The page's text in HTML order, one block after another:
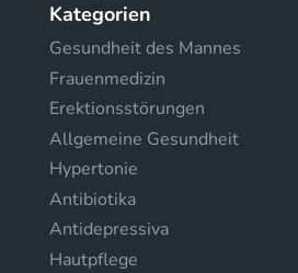
Kategorien
Gesundheit des Mannes
Frauenmedizin
Erektionsstörungen
Allgemeine Gesundheit
Hypertonie
Antibiotika
Antidepressiva
Hautpflege